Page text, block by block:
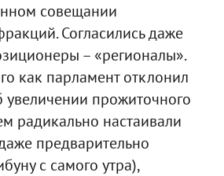
совещании
Согласились даже
– «регионалы».
как парламент отклонил
увеличении прожиточного
радикально настаивали
предварительно
с самого утра),